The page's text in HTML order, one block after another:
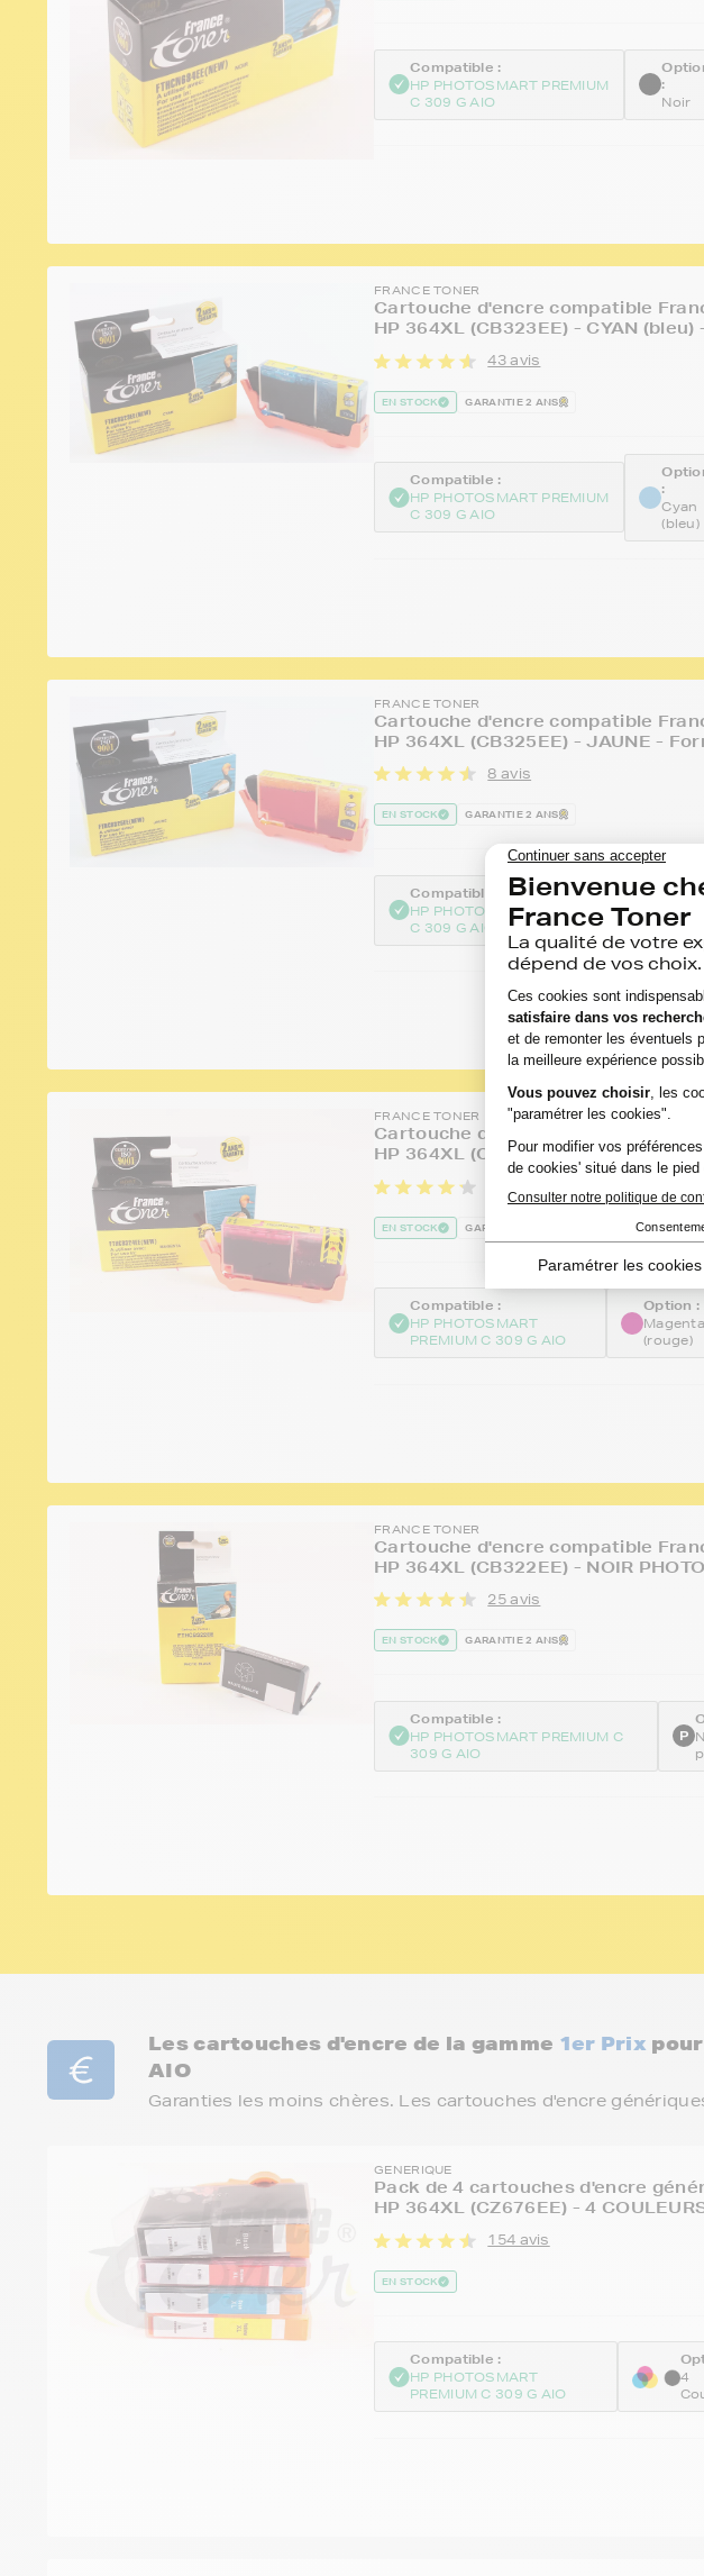
Compatible :
HP PHOTOSMART PREMIUM
C 309 G AIO
:
Noir
FRANCE TONER
Cartouche d'encre compatible
HP 364XL (CB323EE) - CYAN
43 avis
EN STOCK GARANTIE 2 ANS
Compatible :
HP PHOTOSMART PREMIUM
C 309 G AIO
:
Cyan
(bleu)
FRANCE TONER
Cartouche d'encre compatible
HP 364XL (CB325EE) - JAUNE -
8 avis
EN STOCK GARANTIE 2 ANS
Compatible :
HP PHOTOSMART PREMIUM
C 309 G AIO
Jaune
FRANCE TONER
Cartouche d'encre compatible
HP 364XL (CB324EE) - MAGENTA
EN STOCK GARANTIE 2 ANS
Compatible :
HP PHOTOSMART
PREMIUM C 309 G AIO
Option :
Magenta
(rouge)
FRANCE TONER
Cartouche d'encre compatible
HP 364XL (CB322EE) - NOIR
25 avis
EN STOCK GARANTIE 2 ANS
Compatible :
HP PHOTOSMART PREMIUM C
309 G AIO
Les cartouches d'encre de la gamme 1er Prix
AIO
Garanties les moins chères. Les cartouches d'encre
GENERIQUE
Pack de 4 cartouches d'encre
HP 364XL (CZ676EE) - 4
154 avis
EN STOCK
Compatible :
HP PHOTOSMART
PREMIUM C 309 G AIO
4